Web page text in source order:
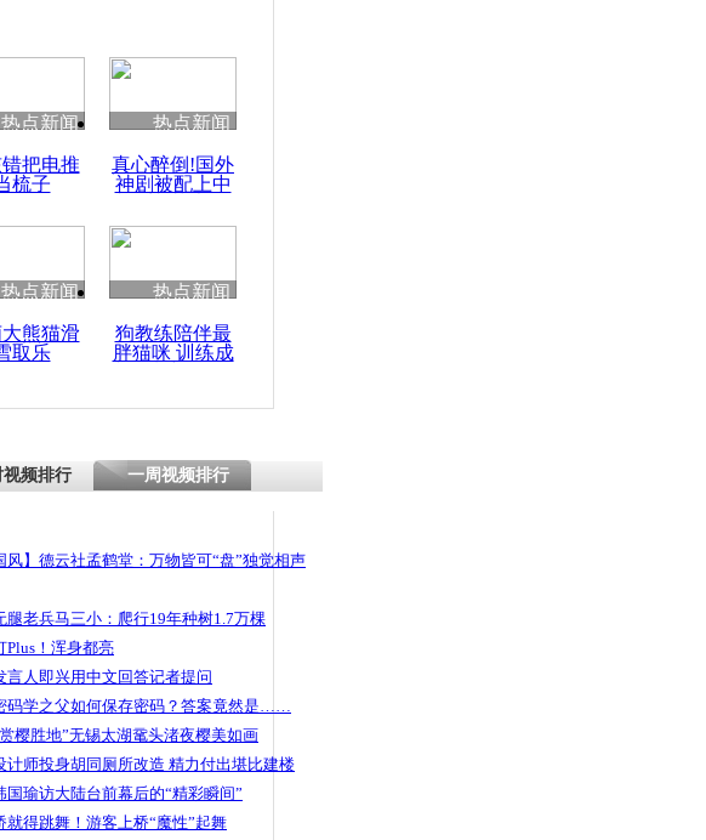
因
度苗族花山节
魂
热点新闻
把电推
梳子
热点新闻
真心醉倒!国外
神剧被配上中
热点新闻
熊猫滑
取乐
热点新闻
狗教练陪伴最
胖猫咪 训练成
视频排行 一周视频排行
风】德云社孟鹤堂：万物皆可“盘”独觉相声
腿老兵马三小：爬行19年种树1.7万棵
Plus！浑身都亮
言人即兴用中文回答记者提问
码学之父如何保存密码？答案竟然是……
樱胜地”无锡太湖鼋头渚夜樱美如画
计师投身胡同厕所改造 精力付出堪比建楼
国瑜访大陆台前幕后的“精彩瞬间”
就得跳舞！游客上桥“魔性”起舞